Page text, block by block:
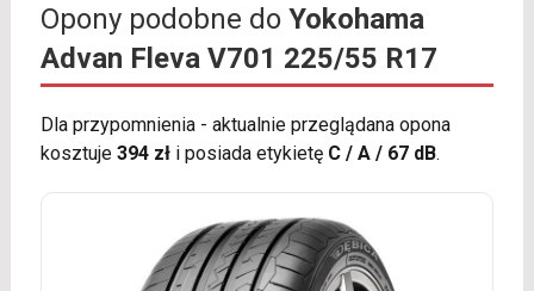
Opony podobne do Yokohama
Advan Fleva V701 225/55 R17
Dla przypomnienia - aktualnie przeglądana opona
kosztuje 394 złi posiada etykietę C / A / 67 dB.